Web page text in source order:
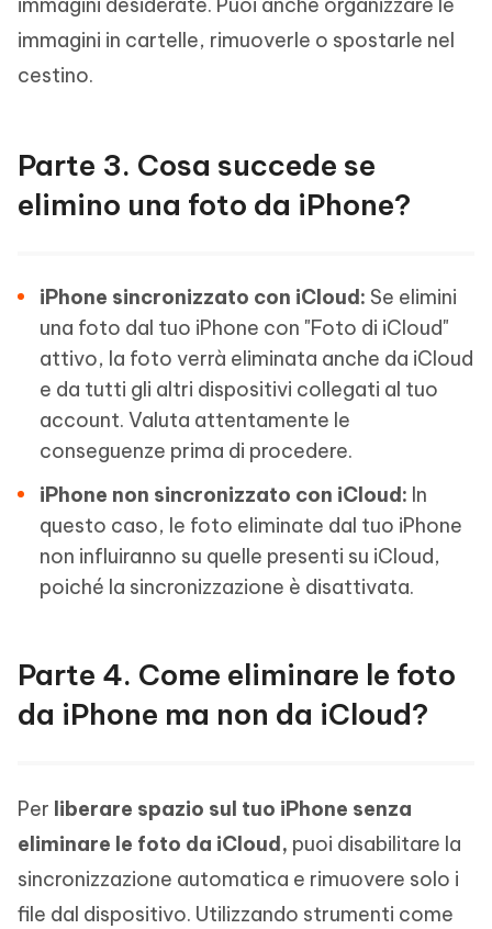
immagini in cartelle, rimuoverle o spostarle nel
cestino.
Parte 3. Cosa succede se
elimino una foto da iPhone?
iPhone sincronizzato con iCloud: Se elimini
una foto dal tuo iPhone con "Foto di iCloud"
attivo, la foto verrà eliminata anche da iCloud
e da tutti gli altri dispositivi collegati al tuo
account. Valuta attentamente le
conseguenze prima di procedere.
iPhone non sincronizzato con iCloud: In
questo caso, le foto eliminate dal tuo iPhone
non influiranno su quelle presenti su iCloud,
poiché la sincronizzazione è disattivata.
Parte 4. Come eliminare le foto
da iPhone ma non da iCloud?
Per liberare spazio sul tuo iPhone senza
eliminare le foto da iCloud, puoi disabilitare la
sincronizzazione automatica e rimuovere solo i
file dal dispositivo. Utilizzando strumenti come